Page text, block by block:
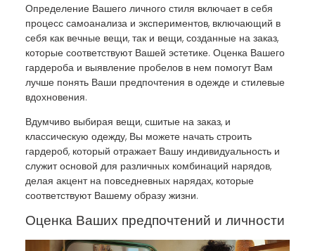
Определение Вашего личного стиля включает в себя
процесс самоанализа и экспериментов, включающий в
себя как вечные вещи, так и вещи, созданные на заказ,
которые соответствуют Вашей эстетике. Оценка Вашего
гардероба и выявление пробелов в нем помогут Вам
лучше понять Ваши предпочтения в одежде и стилевые
вдохновения.
Вдумчиво выбирая вещи, сшитые на заказ, и
классическую одежду, Вы можете начать строить
гардероб, который отражает Вашу индивидуальность и
служит основой для различных комбинаций нарядов,
делая акцент на повседневных нарядах, которые
соответствуют Вашему образу жизни.
Оценка Ваших предпочтений и личности